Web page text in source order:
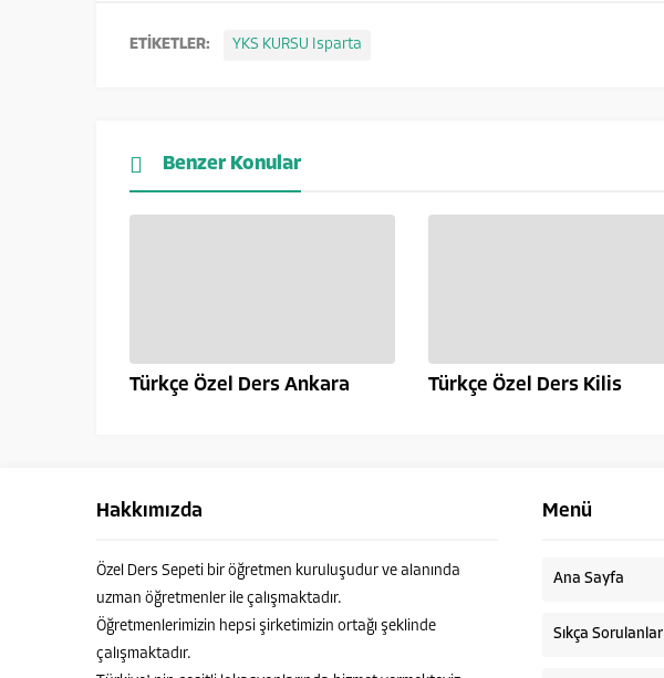
ETİKETLER: YKS KURSU Isparta
Benzer Konular
Türkçe Özel Ders Ankara Türkçe Özel Ders Kilis
Hakkımızda
Özel Ders Sepeti bir öğretmen kuruluşudur ve alanında
uzman öğretmenler ile çalışmaktadır.
Öğretmenlerimizin hepsi şirketimizin ortağı şeklinde
çalışmaktadır.
Menü
Ana Sayfa
Sıkça Sorulanlar